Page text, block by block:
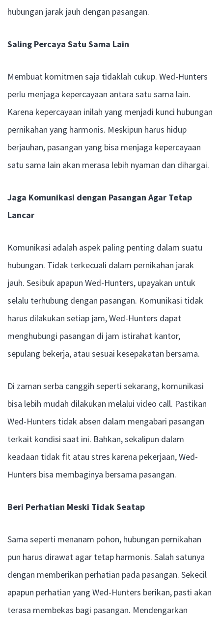
hubungan jarak jauh dengan pasangan.
Saling Percaya Satu Sama Lain
Membuat komitmen saja tidaklah cukup. Wed-Hunters
perlu menjaga kepercayaan antara satu sama lain.
Karena kepercayaan inilah yang menjadi kunci hubungan
pernikahan yang harmonis. Meskipun harus hidup
berjauhan, pasangan yang bisa menjaga kepercayaan
satu sama lain akan merasa lebih nyaman dan dihargai.
Jaga Komunikasi dengan Pasangan Agar Tetap
Lancar
Komunikasi adalah aspek paling penting dalam suatu
hubungan. Tidak terkecuali dalam pernikahan jarak
jauh. Sesibuk apapun Wed-Hunters, upayakan untuk
selalu terhubung dengan pasangan. Komunikasi tidak
harus dilakukan setiap jam, Wed-Hunters dapat
menghubungi pasangan di jam istirahat kantor,
sepulang bekerja, atau sesuai kesepakatan bersama.
Di zaman serba canggih seperti sekarang, komunikasi
bisa lebih mudah dilakukan melalui video call. Pastikan
Wed-Hunters tidak absen dalam mengabari pasangan
terkait kondisi saat ini. Bahkan, sekalipun dalam
keadaan tidak fit atau stres karena pekerjaan, Wed-
Hunters bisa membaginya bersama pasangan.
Beri Perhatian Meski Tidak Seatap
Sama seperti menanam pohon, hubungan pernikahan
pun harus dirawat agar tetap harmonis. Salah satunya
dengan memberikan perhatian pada pasangan. Sekecil
apapun perhatian yang Wed-Hunters berikan, pasti akan
terasa membekas bagi pasangan. Mendengarkan